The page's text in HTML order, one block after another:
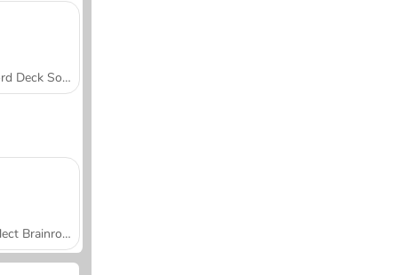
Word Deck Solitaire
Collect Brainrot Arena